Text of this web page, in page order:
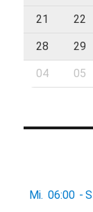
21 22
28 29
04 05
Mi. 06:00 -